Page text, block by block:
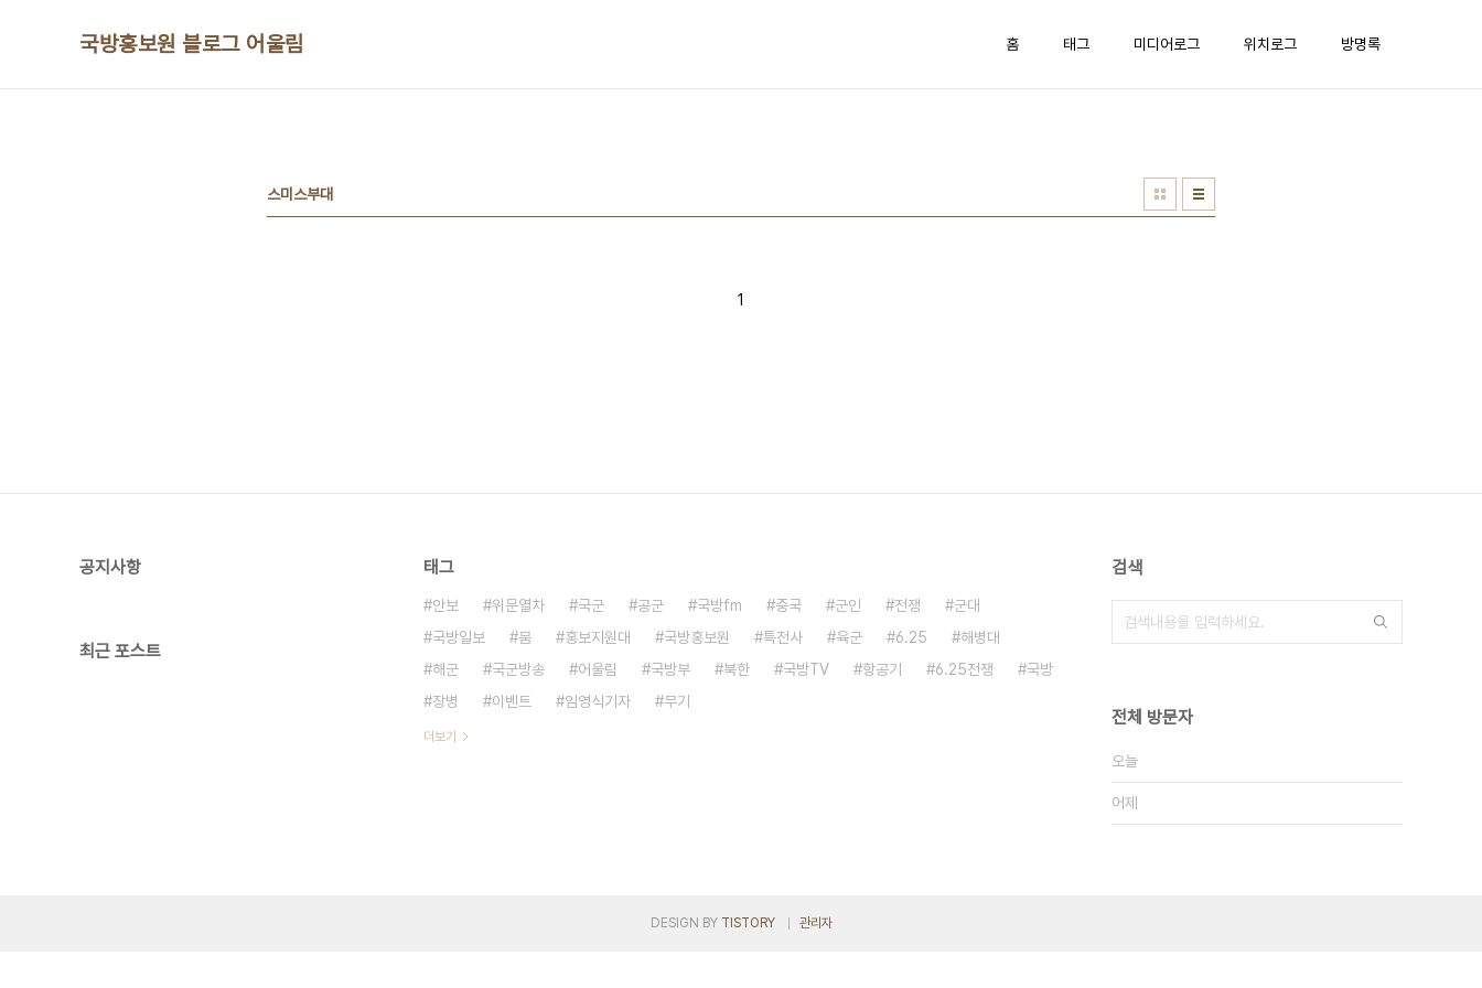
국방홍보원 블로그 어울림 홈 태그 미디어로그 위치로그 방명록
스미스부대
1
공지사항
최근 포스트
태그
안보 위문열차 국군 공군 국방fm 중국 군인 전쟁
군대
국방일보
붐 홍보지원대 국방홍보원 특전사 육군 6.25
해병대
해군
국군방송 어울림 국방부 북한 국방TV 항공기 6.25전쟁
국방
장병
이벤트 임영식기자 무기
더보기
검색
전체 방문자
오늘
어제
DESIGN BY TISTORY 관리자